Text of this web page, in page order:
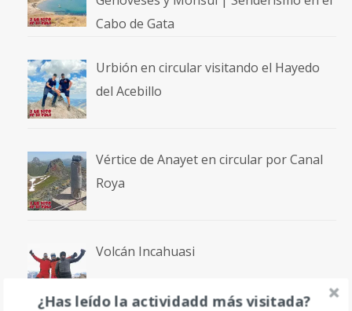
Cabo de Gata
Urbión en circular visitando el Hayedo
del Acebillo
Vértice de Anayet en circular por Canal
Roya
Volcán Incahuasi
¿Has leído la actividadd más visitada?